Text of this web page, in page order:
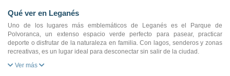
Qué ver en Leganés
Uno de los lugares más emblemáticos de Leganés es el Parque de
Polvoranca, un extenso espacio verde perfecto para pasear, practicar
deporte o disfrutar de la naturaleza en familia. Con lagos, senderos y zonas
recreativas, es un lugar ideal para desconectar sin salir de la ciudad.
Ver más